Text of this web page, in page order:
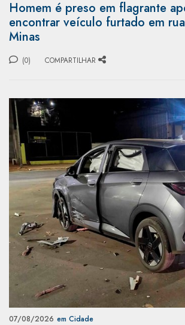
Homem é preso em flagrante
encontrar veículo furtado em
Minas
(0) COMPARTILHAR
07/08/2026 em Cidade